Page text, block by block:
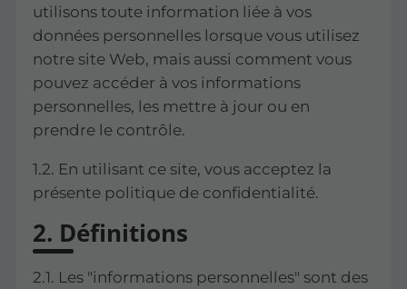
utilisons toute information liée à vos
données personnelles lorsque vous utilisez
notre site Web, mais aussi comment vous
pouvez accéder à vos informations
personnelles, les mettre à jour ou en
prendre le contrôle.
1.2. En utilisant ce site, vous acceptez la
présente politique de confidentialité.
2. Définitions
2.1. Les "informations personnelles" sont des